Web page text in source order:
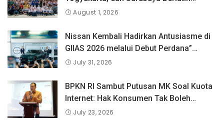
Langsung Bersama Atlet Voli Nasional di
Nation 2026.
August 1, 2026
Nissan Kembali Hadirkan Antusiasme di
GIIAS 2026 melalui Debut Perdana”
Fairlady Z di Indonesia”
July 31, 2026
BPKN RI Sambut Putusan MK Soal Kuota
Internet: Hak Konsumen Tak Boleh
Hangus Sepihak
July 23, 2026